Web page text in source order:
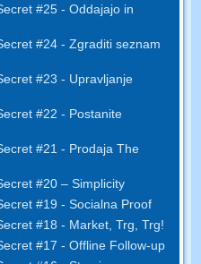
#25 - Oddajajo in
#24 - Zgraditi seznam
#23 - Upravljanje
#22 - Postanite
#21 - Prodaja The
#20 – Simplicity
#19 - Socialna Proof
#18 - Market, Trg, Trg!
#17 - Offline Follow-up